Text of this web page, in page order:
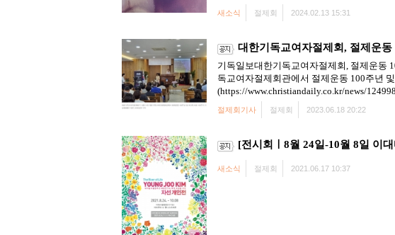
새소식 절제회 2024.02.13 15:31
대한기독교여자절제회, 절제운
기독일보대한기독교여자절제회, 절제운동
독교여자절제회관에서 절제운동 100주년
(https://www.christiandaily.co.kr/news/
절제회기사 절제회 2023.06.18 20:22
[전시회ㅣ8월 24일-10월 8일 이
새소식 절제회 2021.06.17 10:37